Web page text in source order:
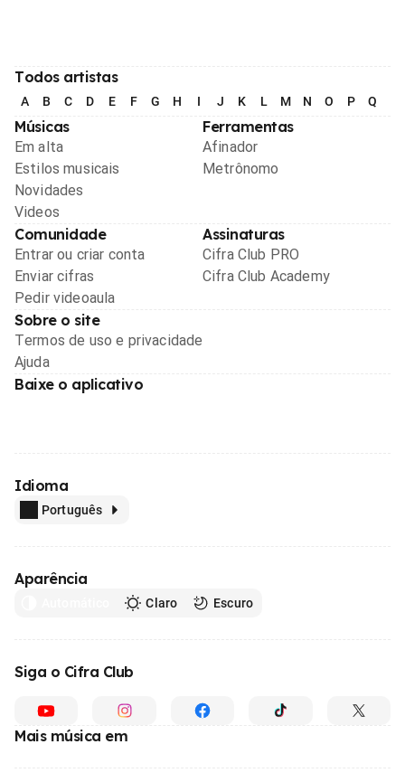
Todos artistas
A B C D E F G H I J K L M N O P Q
Músicas
Em alta
Estilos musicais
Novidades
Videos
Ferramentas
Afinador
Metrônomo
Comunidade
Entrar ou criar conta
Enviar cifras
Pedir videoaula
Assinaturas
Cifra Club PRO
Cifra Club Academy
Sobre o site
Termos de uso e privacidade
Ajuda
Baixe o aplicativo
Idioma
Português
Aparência
Claro Escuro
Siga o Cifra Club
Mais música em